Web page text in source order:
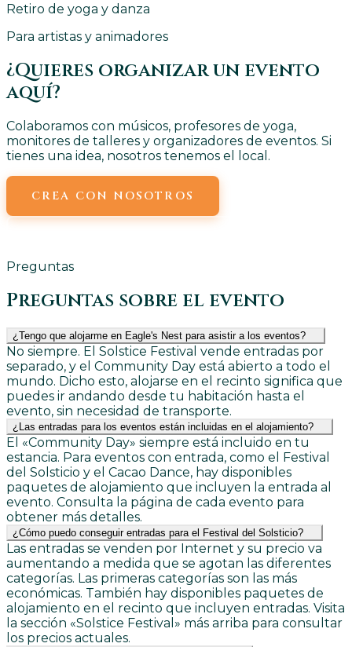
Retiro de yoga y danza
Para artistas y animadores
¿Quieres organizar un evento
aquí?
Colaboramos con músicos, profesores de yoga,
monitores de talleres y organizadores de eventos. Si
tienes una idea, nosotros tenemos el local.
CREA CON NOSOTROS
Preguntas
Preguntas sobre el evento
¿Tengo que alojarme en Eagle's Nest para asistir a los eventos?
No siempre. El Solstice Festival vende entradas por
separado, y el Community Day está abierto a todo el
mundo. Dicho esto, alojarse en el recinto significa que
puedes ir andando desde tu habitación hasta el
evento, sin necesidad de transporte.
¿Las entradas para los eventos están incluidas en el alojamiento?
El «Community Day» siempre está incluido en tu
estancia. Para eventos con entrada, como el Festival
del Solsticio y el Cacao Dance, hay disponibles
paquetes de alojamiento que incluyen la entrada al
evento. Consulta la página de cada evento para
obtener más detalles.
¿Cómo puedo conseguir entradas para el Festival del Solsticio?
Las entradas se venden por Internet y su precio va
aumentando a medida que se agotan las diferentes
categorías. Las primeras categorías son las más
económicas. También hay disponibles paquetes de
alojamiento en el recinto que incluyen entradas. Visita
la sección «Solstice Festival» más arriba para consultar
los precios actuales.